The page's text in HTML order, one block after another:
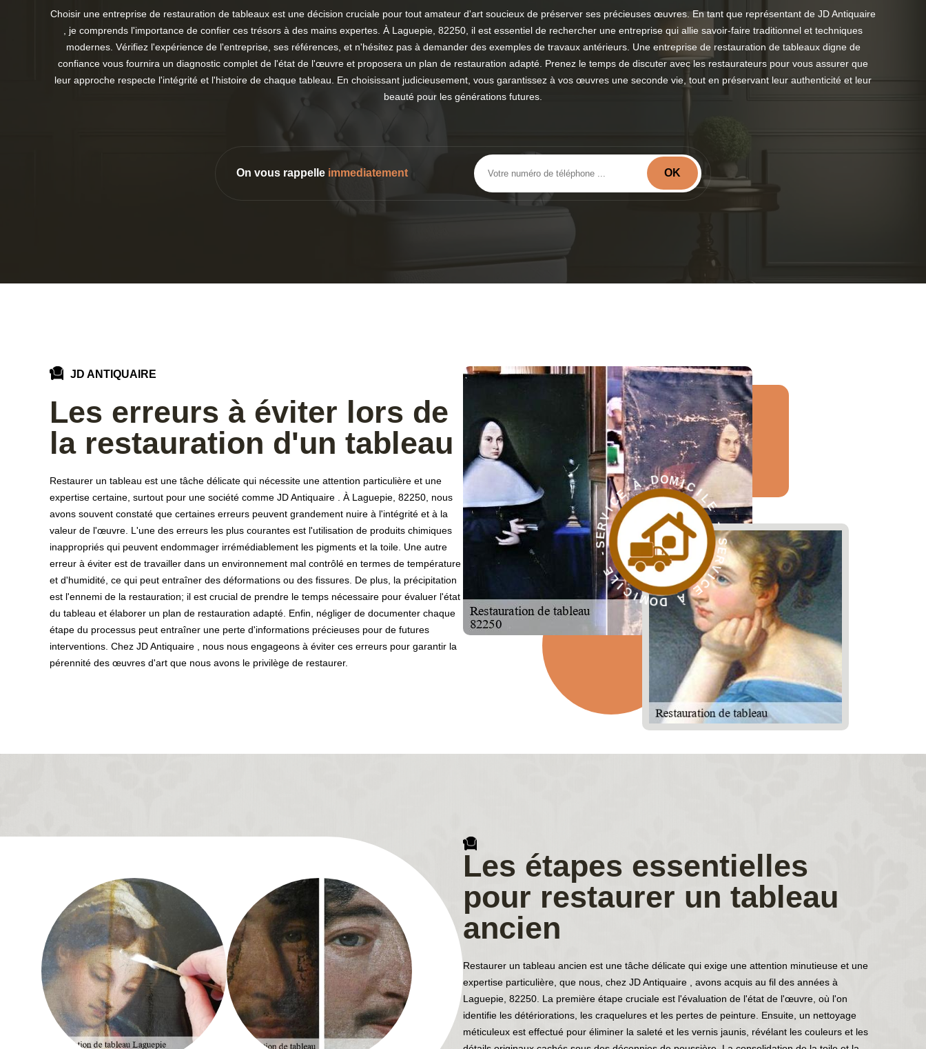
Choisir une entreprise de restauration de tableaux est une décision cruciale pour tout amateur d'art soucieux de préserver ses précieuses œuvres. En tant que représentant de JD Antiquaire
, je comprends l'importance de confier ces trésors à des mains expertes. À Laguepie, 82250, il est essentiel de rechercher une entreprise qui allie savoir-faire traditionnel et techniques
modernes. Vérifiez l'expérience de l'entreprise, ses références, et n'hésitez pas à demander des exemples de travaux antérieurs. Une entreprise de restauration de tableaux digne de
confiance vous fournira un diagnostic complet de l'état de l'œuvre et proposera un plan de restauration adapté. Prenez le temps de discuter avec les restaurateurs pour vous assurer que
leur approche respecte l'intégrité et l'histoire de chaque tableau. En choisissant judicieusement, vous garantissez à vos œuvres une seconde vie, tout en préservant leur authenticité et leur
beauté pour les générations futures.
On vous rappelle immediatement
JD ANTIQUAIRE
Les erreurs à éviter lors de
la restauration d'un tableau
Restaurer un tableau est une tâche délicate qui nécessite une attention particulière et une
expertise certaine, surtout pour une société comme JD Antiquaire . À Laguepie, 82250, nous
avons souvent constaté que certaines erreurs peuvent grandement nuire à l'intégrité et à la
valeur de l'œuvre. L'une des erreurs les plus courantes est l'utilisation de produits chimiques
inappropriés qui peuvent endommager irrémédiablement les pigments et la toile. Une autre
erreur à éviter est de travailler dans un environnement mal contrôlé en termes de température
et d'humidité, ce qui peut entraîner des déformations ou des fissures. De plus, la précipitation
est l'ennemi de la restauration; il est crucial de prendre le temps nécessaire pour évaluer l'état
du tableau et élaborer un plan de restauration adapté. Enfin, négliger de documenter chaque
étape du processus peut entraîner une perte d'informations précieuses pour de futures
interventions. Chez JD Antiquaire , nous nous engageons à éviter ces erreurs pour garantir la
pérennité des œuvres d'art que nous avons le privilège de restaurer.
S
E
R
V
I
C
E
À
D
OMICI LE -
SE
R
V
I
C
E
À
D
O
M
I
C
L
E
-
Les étapes essentielles
pour restaurer un tableau
ancien
Restaurer un tableau ancien est une tâche délicate qui exige une attention minutieuse et une
expertise particulière, que nous, chez JD Antiquaire , avons acquis au fil des années à
Laguepie, 82250. La première étape cruciale est l'évaluation de l'état de l'œuvre, où l'on
identifie les détériorations, les craquelures et les pertes de peinture. Ensuite, un nettoyage
méticuleux est effectué pour éliminer la saleté et les vernis jaunis, révélant les couleurs et les